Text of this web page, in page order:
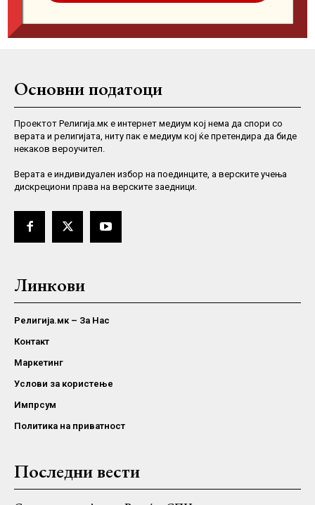
Основни податоци
Проектот Религија.мк е интернет медиум кој нема да спори со
верата и религијата, ниту пак е медиум кој ќе претендира да биде
некаков вероучител.
Верaта е индивидуален избор на поединците, а верските учења
дискрециони права на верските заедници.
Линкови
Религија.мк – За Нас
Контакт
Маркетинг
Услови за користење
Импрсум
Политика на приватност
Последни вести